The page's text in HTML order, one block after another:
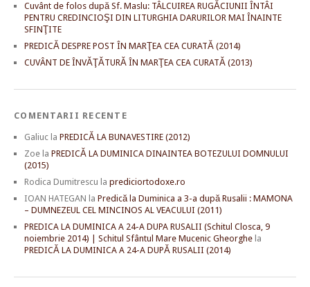
Cuvânt de folos după Sf. Maslu: TÂLCUIREA RUGĂCIUNII ÎNTÂI
PENTRU CREDINCIOŞI DIN LITURGHIA DARURILOR MAI ÎNAINTE
SFINŢITE
PREDICĂ DESPRE POST ÎN MARŢEA CEA CURATĂ (2014)
CUVÂNT DE ÎNVĂŢĂTURĂ ÎN MARŢEA CEA CURATĂ (2013)
COMENTARII RECENTE
Galiuc la PREDICĂ LA BUNAVESTIRE (2012)
Zoe la PREDICĂ LA DUMINICA DINAINTEA BOTEZULUI DOMNULUI
(2015)
Rodica Dumitrescu la prediciortodoxe.ro
IOAN HATEGAN la Predică la Duminica a 3-a după Rusalii : MAMONA
– DUMNEZEUL CEL MINCINOS AL VEACULUI (2011)
PREDICA LA DUMINICA A 24-A DUPA RUSALII (Schitul Closca, 9
noiembrie 2014) | Schitul Sfântul Mare Mucenic Gheorghe la
PREDICĂ LA DUMINICA A 24-A DUPĂ RUSALII (2014)